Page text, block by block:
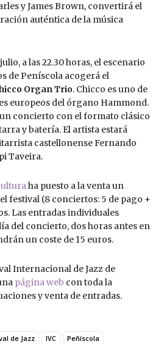
y James Brown, convertirá el
auténtica de la música
a las 22.30 horas, el escenario
de Peníscola acogerá el
Organ Trio. Chicco es uno de
europeos del órgano Hammond.
concierto con el formato clásico
y batería. El artista estará
castellonense Fernando
Taveira.
ha puesto a la venta un
festival (8 conciertos: 5 de pago +
Las entradas individuales
del concierto, dos horas antes en
un coste de 15 euros.
Internacional de Jazz de
página web con toda la
y venta de entradas.
de Jazz IVC Peñíscola